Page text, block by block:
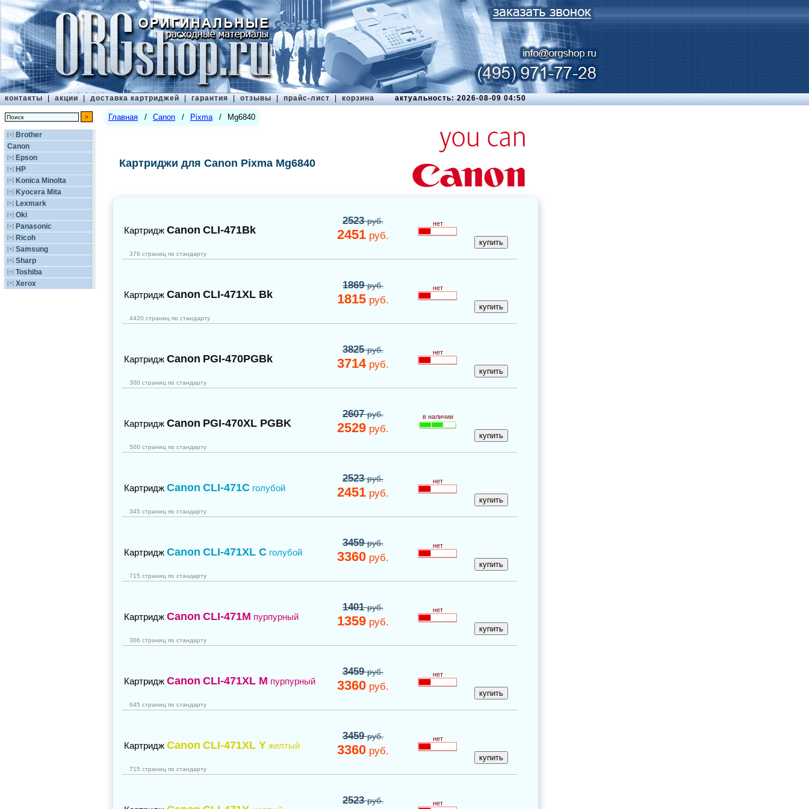
контакты | акции | доставка картриджей | гарантия | отзывы | прайс-лист | корзина актуальность: 2026-08-09 04:50
[+] Brother
Canon
[+] Epson
[+] HP
[+] Konica Minolta
[+] Kyocera Mita
[+] Lexmark
[+] Oki
[+] Panasonic
[+] Ricoh
[+] Samsung
[+] Sharp
[+] Toshiba
[+] Xerox
Главная / Canon / Pixma / Mg6840
Картриджи для Canon Pixma Mg6840
Картридж Canon CLI-471Bk
2523руб.
2451 руб.
нет
376 страниц по стандарту
Картридж Canon CLI-471XL Bk
1869руб.
1815 руб.
нет
4420 страниц по стандарту
Картридж Canon PGI-470PGBk
3825руб.
3714руб.
нет
300 страниц по стандарту
Картридж Canon PGI-470XL PGBK
2607руб.
2529 руб.
в наличии
500 страниц по стандарту
Картридж Canon CLI-471C голубой
2523руб.
2451 руб.
нет
345 страниц по стандарту
Картридж Canon CLI-471XL C голубой
3459руб.
3360 руб.
нет
715 страниц по стандарту
Картридж Canon CLI-471M пурпурный
1401руб.
1359 руб.
нет
306 страниц по стандарту
Картридж Canon CLI-471XL M пурпурный
3459руб.
3360 руб.
нет
645 страниц по стандарту
Картридж Canon CLI-471XL Y желтый
3459руб.
3360 руб.
нет
715 страниц по стандарту
2523руб. нет